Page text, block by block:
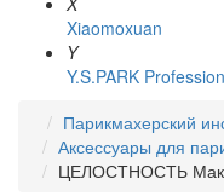
Xiaomoxuan
Y
Y.S.PARK
Парикмахерский
Аксессуары для
ЦЕЛОСТНОСТЬ